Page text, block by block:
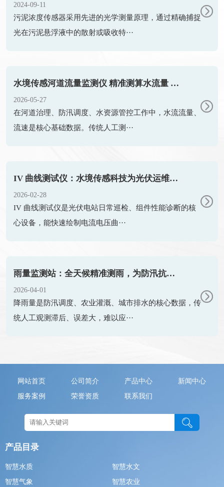
2024-09-11
污泥浓度传感器采用先进的光学测量原理，通过精确捕捉
光在污泥悬浮液中的散射或吸收特···
水境传感河道流量监测仪 精准测算水流量 赋能水系调度管控
2026-05-27
在河道治理、防汛调度、水资源管控工作中，水流流量、
流速是核心基础数据。传统人工测···
IV 曲线测试仪：水境传感科技为光伏运维提效减负
2026-02-28
IV 曲线测试仪是光伏电站日常巡检、组件性能诊断的核
心设备，能快速绘制电流电压曲···
雨量监测站：全天候精准测雨，为防汛抗旱筑牢智慧防线
2026-04-01
降雨量是防汛调度、农业灌溉、城市排水的核心数据，传
统人工观测滞后、误差大，难以应···
网站首页 公司简介 产品中心
新闻中心
服务案例
荣誉资质 联系我们
产品目录
智慧水质
智慧水文
智慧气象
智慧农业